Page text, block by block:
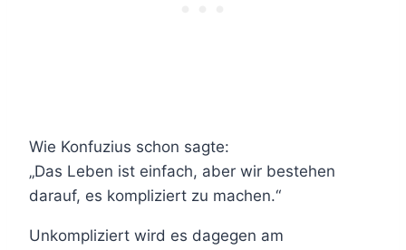
Wie Konfuzius schon sagte:
„Das Leben ist einfach, aber wir bestehen
darauf, es kompliziert zu machen.“
Unkompliziert wird es dagegen am